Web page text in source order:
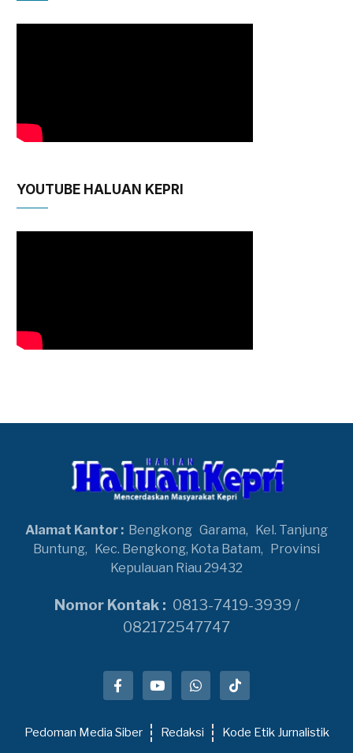
YOUTUBE HALUAN KEPRI
Alamat Kantor : Bengkong Garama, Kel. Tanjung
Buntung, Kec. Bengkong, Kota Batam, Provinsi
Kepulauan Riau 29432
Nomor Kontak : 0813-7419-3939 /
082172547747
Pedoman Media Siber Redaksi Kode Etik Jurnalistik